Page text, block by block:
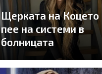
Щерката на Коцето
пее на системи в
болницата